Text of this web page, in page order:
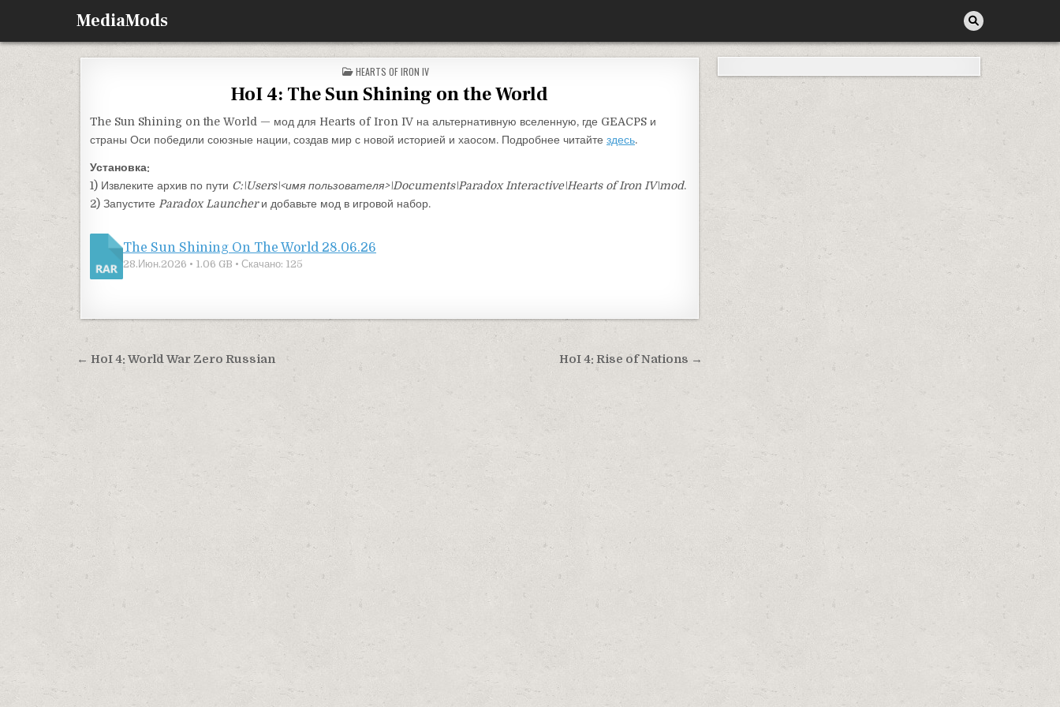
MediaMods
ОПУБЛИКОВАНО В
HEARTS OF IRON IV
HoI 4: The Sun Shining on the World
The Sun Shining on the World — мод для Hearts of Iron IV на альтернативную вселенную, где GEACPS и
страны Оси победили союзные нации, создав мир с новой историей и хаосом. Подробнее читайте здесь.
Установка:
1) Извлеките архив по пути C:\Users\<имя пользователя>\Documents\Paradox Interactive\Hearts of Iron IV\mod.
2) Запустите Paradox Launcherи добавьте мод в игровой набор.
The Sun Shining On The World 28.06.26
28.Июн.2026 • 1.06 GB • Скачано: 125
Навигация по записям HoI 4: Rise of Nations →
← HoI 4: World War Zero Russian